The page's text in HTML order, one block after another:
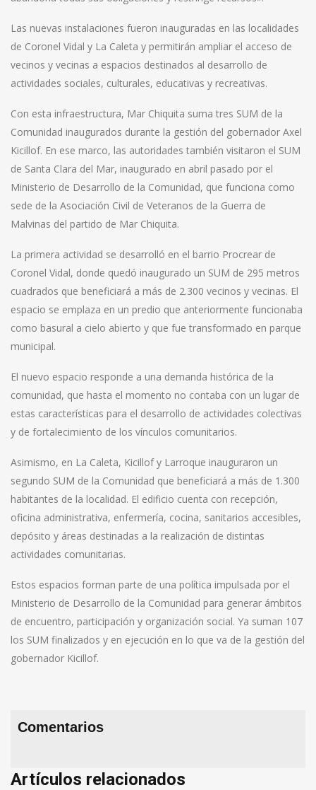
Las nuevas instalaciones fueron inauguradas en las localidades
de Coronel Vidal y La Caleta y permitirán ampliar el acceso de
vecinos y vecinas a espacios destinados al desarrollo de
actividades sociales, culturales, educativas y recreativas.
Con esta infraestructura, Mar Chiquita suma tres SUM de la
Comunidad inaugurados durante la gestión del gobernador Axel
Kicillof. En ese marco, las autoridades también visitaron el SUM
de Santa Clara del Mar, inaugurado en abril pasado por el
Ministerio de Desarrollo de la Comunidad, que funciona como
sede de la Asociación Civil de Veteranos de la Guerra de
Malvinas del partido de Mar Chiquita.
La primera actividad se desarrolló en el barrio Procrear de
Coronel Vidal, donde quedó inaugurado un SUM de 295 metros
cuadrados que beneficiará a más de 2.300 vecinos y vecinas. El
espacio se emplaza en un predio que anteriormente funcionaba
como basural a cielo abierto y que fue transformado en parque
municipal.
El nuevo espacio responde a una demanda histórica de la
comunidad, que hasta el momento no contaba con un lugar de
estas características para el desarrollo de actividades colectivas
y de fortalecimiento de los vínculos comunitarios.
Asimismo, en La Caleta, Kicillof y Larroque inauguraron un
segundo SUM de la Comunidad que beneficiará a más de 1.300
habitantes de la localidad. El edificio cuenta con recepción,
oficina administrativa, enfermería, cocina, sanitarios accesibles,
depósito y áreas destinadas a la realización de distintas
actividades comunitarias.
Estos espacios forman parte de una política impulsada por el
Ministerio de Desarrollo de la Comunidad para generar ámbitos
de encuentro, participación y organización social. Ya suman 107
los SUM finalizados y en ejecución en lo que va de la gestión del
gobernador Kicillof.
Comentarios
Artículos relacionados